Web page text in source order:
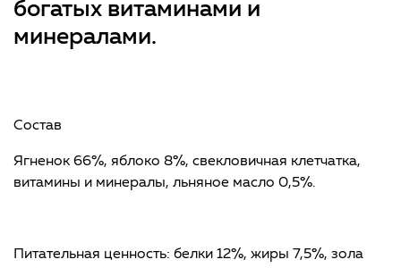
богатых витаминами и
минералами.
Состав
Ягненок 66%, яблоко 8%, свекловичная клетчатка,
витамины и минералы, льняное масло 0,5%.
Питательная ценность: белки 12%, жиры 7,5%, зола